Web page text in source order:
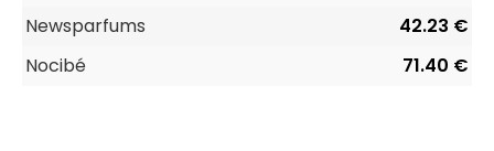
Newsparfums
42.23 €
Nocibé
71.40 €